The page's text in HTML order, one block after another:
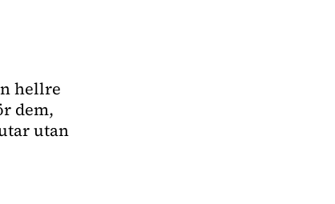
hellre
dem,
utan